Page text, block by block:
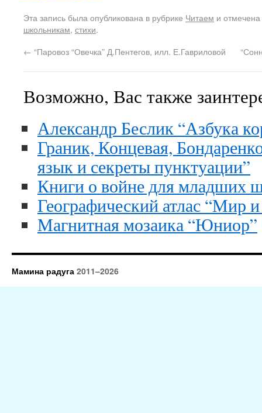
Эта запись была опубликована в рубрике Читаем и
школьникам, стихи.
← “Паровоз “Овечка” Д.Пентегов, илл. Е.Гавриловой
Возможно, Вас также
Александр Беслик “Азбука
Граник, Концевая,
язык и секреты пунктуации”
Книги о войне для младших
Географический атлас “Мир
Магнитная мозаика “Юниор”
Мамина радуга 2011–2026